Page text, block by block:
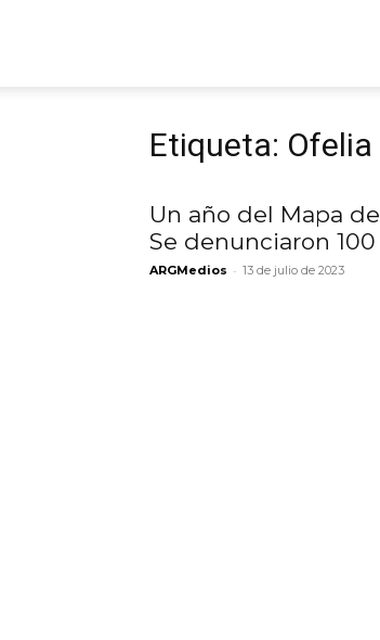
Etiqueta:
Un año del Mapa
Se denunciaron 100
ARGMedios - 13 de julio de 2023